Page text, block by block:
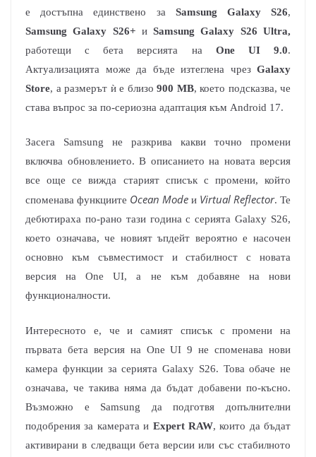
е достъпна единствено за Samsung Galaxy S26,
Samsung Galaxy S26+ иSamsung Galaxy S26 Ultra,
работещи с бета версията на One UI 9.0.
Актуализацията може да бъде изтеглена чрез Galaxy
Store, а размерът ѝ е близо 900 MB, което подсказва, че
става въпрос за по-сериозна адаптация към Android 17.
Засега Samsung не разкрива какви точно промени
включва обновлението. В описанието на новата версия
все още се вижда старият списък с промени, който
споменава функциите Ocean Mode и Virtual Reflector. Те
дебютираха по-рано тази година с серията Galaxy S26,
което означава, че новият ъпдейт вероятно е насочен
основно към съвместимост и стабилност с новата
версия на One UI, а не към добавяне на нови
функционалности.
Интересното е, че и самият списък с промени на
първата бета версия на One UI 9 не споменава нови
камера функции за серията Galaxy S26. Това обаче не
означава, че такива няма да бъдат добавени по-късно.
Възможно е Samsung да подготвя допълнителни
подобрения за камерата и Expert RAW, които да бъдат
активирани в следващи бета версии или със стабилното